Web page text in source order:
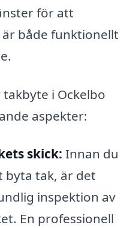
för att
både funktionellt
i Ockelbo
aspekter:
skick: Innan du
byta tak, är det
inspektion av
En professionell